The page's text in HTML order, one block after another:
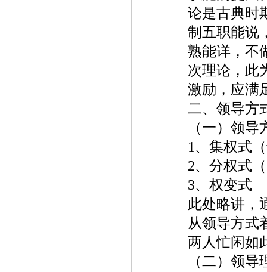
论是古典时
制五职能说
熟能详，不
次理论，此
激励，应满
二、领导方
（一）领导
1 、集权式
2、分权式
3、权变式
此处略讲，
从领导方式
两人忙闲如
（二）领